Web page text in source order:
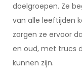
doelgroepen. Ze
van alle leeftijden
zorgen ze ervoor
en oud, met trucs
kunnen zijn.